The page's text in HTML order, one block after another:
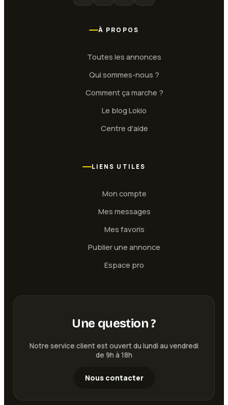
À PROPOS
Toutes les annonces
Qui sommes-nous ?
Comment ça marche ?
Le blog Lokio
Centre d'aide
LIENS UTILES
Mon compte
Mes messages
Mes favoris
Publier une annonce
Espace pro
Une question ?
Notre service client est ouvert du lundi au vendredi
de 9h à 18h
Nous contacter